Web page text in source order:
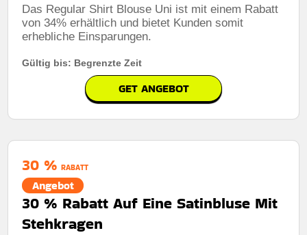
Das Regular Shirt Blouse Uni ist mit einem Rabatt
von 34% erhältlich und bietet Kunden somit
erhebliche Einsparungen.
Gültig bis: Begrenzte Zeit
GET ANGEBOT
30 % RABATT
Angebot
30 % Rabatt Auf Eine Satinbluse Mit
Stehkragen